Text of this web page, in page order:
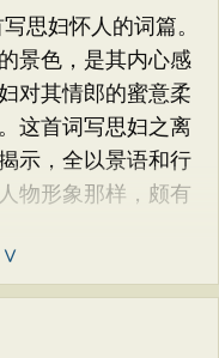
思妇怀人的词篇。
景色，是其内心感
对其情郎的蜜意柔
这首词写思妇之离
示，全以景语和行
物形象那样，颇有
∨